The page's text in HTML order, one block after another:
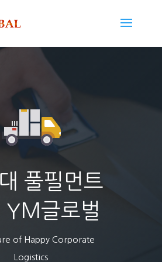
풀필먼트
YM글로벌
of Happy Corporate
Logistics